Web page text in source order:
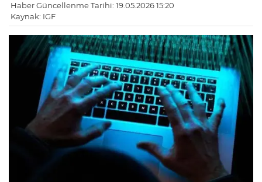
Haber Güncellenme Tarihi: 19.05.2026 15:20
Kaynak: IGF